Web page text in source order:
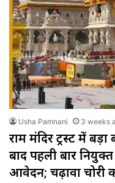
Usha Pamnani 3 weeks
राम मंदिर ट्रस्ट में
बाद पहली बार
आवेदन; चढ़ावा चोरी